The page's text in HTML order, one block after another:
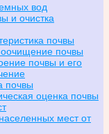
вод
и очистка
почвы
почвы
почвы и его
почвы
оценка почвы
мест от